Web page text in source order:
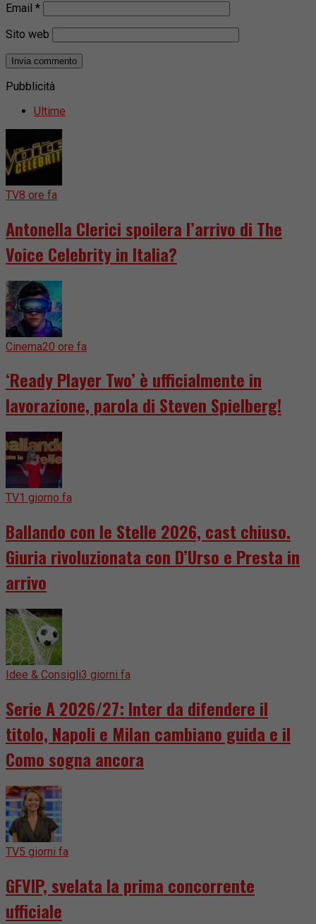
Email *
Sito web
Pubblicità
Ultime
TV8 ore fa
Antonella Clerici spoilera l’arrivo di The
Voice Celebrity in Italia?
Cinema20 ore fa
‘Ready Player Two’ è ufficialmente in
lavorazione, parola di Steven Spielberg!
TV1 giorno fa
Ballando con le Stelle 2026, cast chiuso.
Giuria rivoluzionata con D’Urso e Presta in
arrivo
Idee & Consigli3 giorni fa
Serie A 2026/27: Inter da difendere il
titolo, Napoli e Milan cambiano guida e il
Como sogna ancora
TV5 giorni fa
GFVIP, svelata la prima concorrente
ufficiale